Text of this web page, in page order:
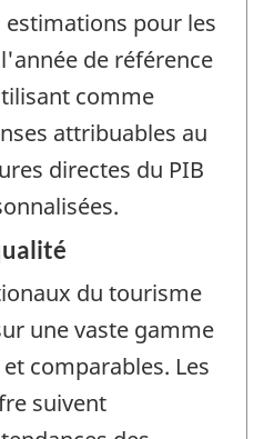
pour les
de référence
comme
attribuables au
directes du PIB
du tourisme
une vaste gamme
comparables. Les
suivent